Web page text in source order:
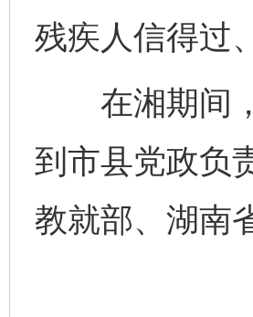
残疾人信得过
在湘期间，
到市县党政负
教就部、湖南